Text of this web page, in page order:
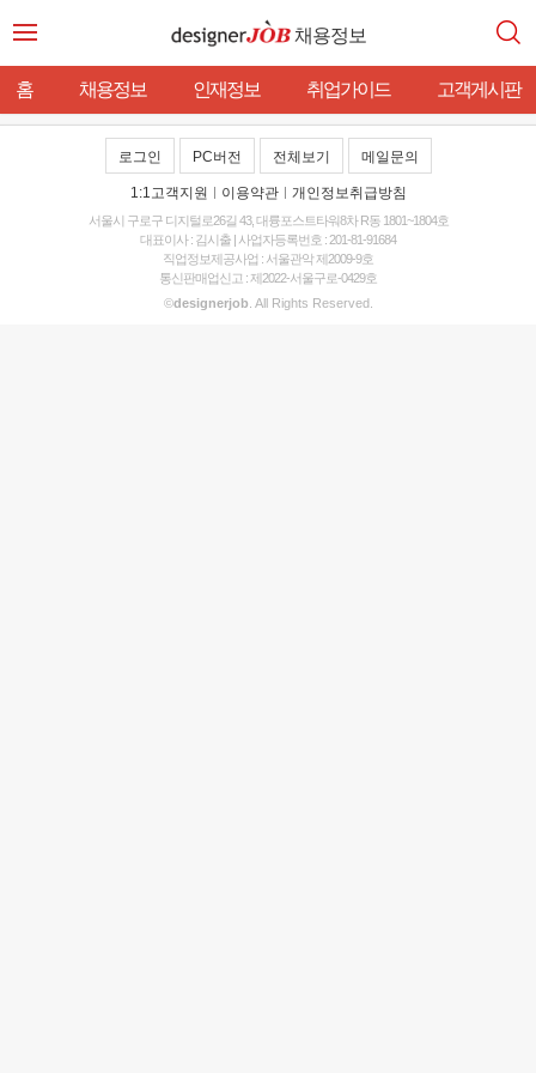
채용정보
홈 채용정보 인재정보 취업가이드 고객게시판
로그인 PC버전 전체보기 메일문의
1:1고객지원 | 이용약관 | 개인정보취급방침
서울시 구로구 디지털로26길 43, 대륭포스트타워8차 R동 1801~1804호
대표이사 : 김시출 | 사업자등록번호 : 201-81-91684
직업정보제공사업 : 서울관악 제2009-9호
통신판매업신고 : 제2022-서울구로-0429호
©designerjob . All Rights Reserved.